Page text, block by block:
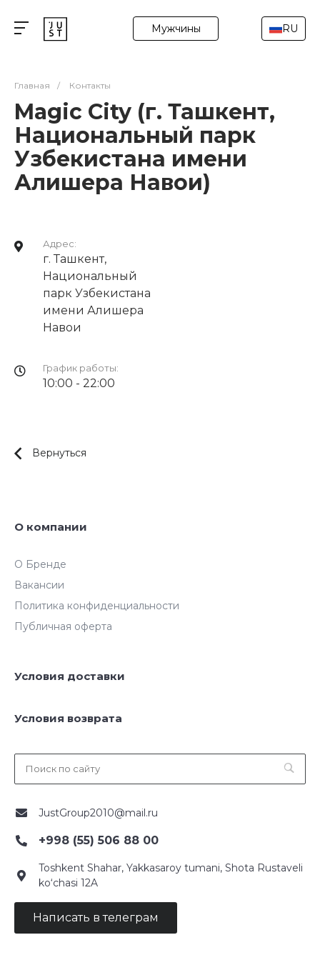
Мужчины RU
Главная / Контакты
Magic City (г. Ташкент,
Национальный парк
Узбекистана имени
Алишера Навои)
Адрес:
г. Ташкент,
Национальный
парк Узбекистана
имени Алишера
Навои
График работы:
10:00 - 22:00
Вернуться
О компании
О Бренде
Вакансии
Политика конфиденциальности
Публичная оферта
Условия доставки
Условия возврата
JustGroup2010@mail.ru
+998 (55) 506 88 00
Toshkent Shahar, Yakkasaroy tumani, Shota Rustaveli
ko‘chasi 12A
Написать в телеграм